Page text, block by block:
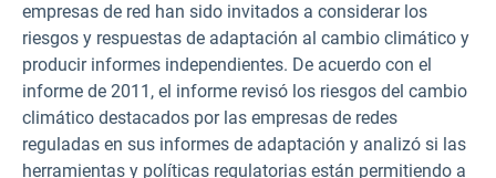
empresas de red han sido invitados a considerar los
riesgos y respuestas de adaptación al cambio climático y
producir informes independientes. De acuerdo con el
informe de 2011, el informe revisó los riesgos del cambio
climático destacados por las empresas de redes
reguladas en sus informes de adaptación y analizó si las
herramientas y políticas regulatorias están permitiendo a